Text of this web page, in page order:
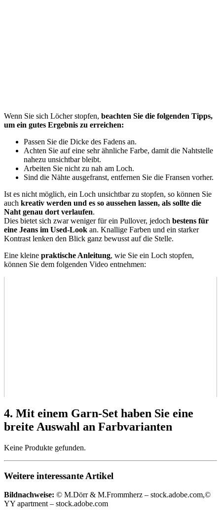
Wenn Sie sich Löcher stopfen, beachten Sie die folgenden Tipps,
um ein gutes Ergebnis zu erreichen:
Passen Sie die Dicke des Fadens an.
Achten Sie auf eine sehr ähnliche Farbe, damit die Nahtstelle
nahezu unsichtbar bleibt.
Arbeiten Sie nicht zu nah am Loch.
Sind die Nähte ausgefranst, entfernen Sie die Fransen vorher.
Ist es nicht möglich, ein Loch unsichtbar zu stopfen, so können Sie
auch kreativ werden und es so aussehen lassen, als sollte die
Naht genau dort verlaufen.
Dies bietet sich zwar weniger für ein Pullover, jedoch bestens für
eine Jeans im Used-Look an. Knallige Farben und ein starker
Kontrast lenken den Blick ganz bewusst auf die Stelle.
Eine kleine praktische Anleitung, wie Sie ein Loch stopfen,
können Sie dem folgenden Video entnehmen:
4. Mit einem Garn-Set haben Sie eine
breite Auswahl an Farbvarianten
Keine Produkte gefunden.
Weitere interessante Artikel
Bildnachweise: © M.Dörr & M.Frommherz – stock.adobe.com,©
YY apartment – stock.adobe.com